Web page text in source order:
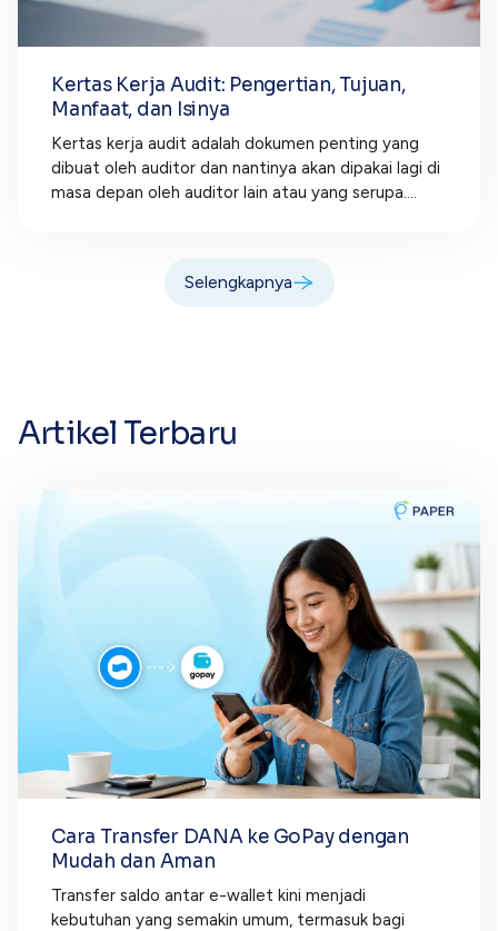
Kertas Kerja Audit: Pengertian, Tujuan,
Manfaat, dan Isinya
Kertas kerja audit adalah dokumen penting yang
dibuat oleh auditor dan nantinya akan dipakai lagi di
masa depan oleh auditor lain atau yang serupa....
Selengkapnya
Artikel Terbaru
Cara Transfer DANA ke GoPay dengan
Mudah dan Aman
Transfer saldo antar e-wallet kini menjadi
kebutuhan yang semakin umum, termasuk bagi